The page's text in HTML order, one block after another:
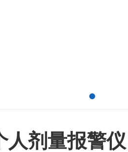
人剂量报警仪